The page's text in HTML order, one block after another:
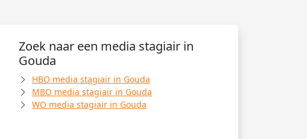
Zoek naar een media stagiair in
Gouda
HBO media stagiair in Gouda
MBO media stagiair in Gouda
WO media stagiair in Gouda